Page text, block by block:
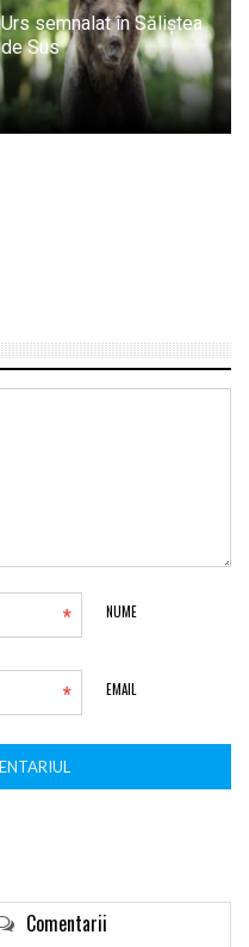
Urs semnalat în Săliștea
de Sus
NUME
*
EMAIL
*
Comentarii